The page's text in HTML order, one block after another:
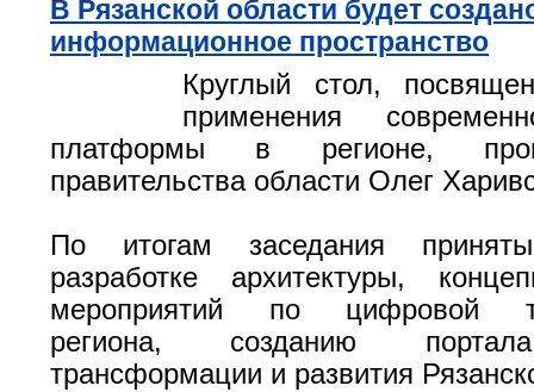
В Рязанской области будет
информационное пространство
Круглый стол,
применения
платформы в регионе,
правительства области Олег
По итогам заседания
разработке архитектуры,
мероприятий по цифровой
региона, созданию
трансформации и развития